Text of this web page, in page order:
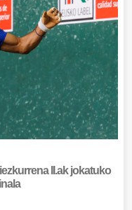
II.ak jokatuko